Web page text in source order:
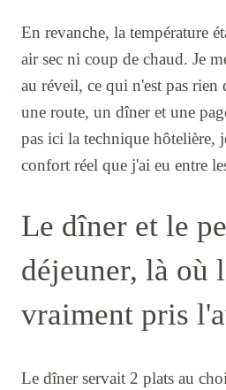
En revanche, la température
air sec ni coup de chaud. Je
au réveil, ce qui n'est pas rien
une route, un dîner et une
pas ici la technique hôtelière,
confort réel que j'ai eu entre
Le dîner et le
déjeuner, là où
vraiment pris
Le dîner servait 2 plats au